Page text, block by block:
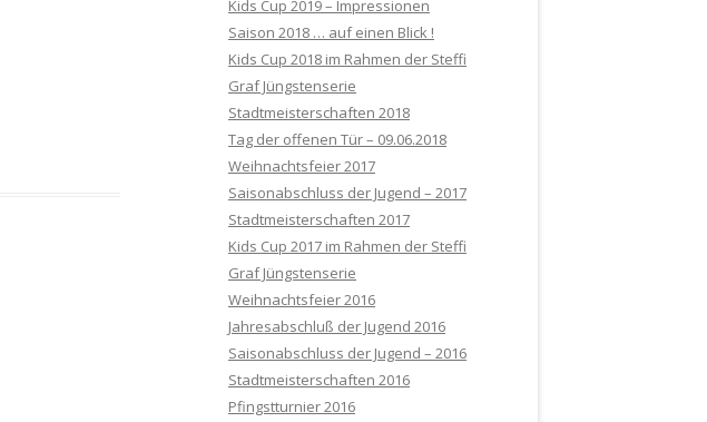
Kids Cup 2019 – Impressionen
Saison 2018 … auf einen Blick !
Kids Cup 2018 im Rahmen der Steffi
Graf Jüngstenserie
Stadtmeisterschaften 2018
Tag der offenen Tür – 09.06.2018
Weihnachtsfeier 2017
Saisonabschluss der Jugend – 2017
Stadtmeisterschaften 2017
Kids Cup 2017 im Rahmen der Steffi
Graf Jüngstenserie
Weihnachtsfeier 2016
Jahresabschluß der Jugend 2016
Saisonabschluss der Jugend – 2016
Stadtmeisterschaften 2016
Pfingstturnier 2016